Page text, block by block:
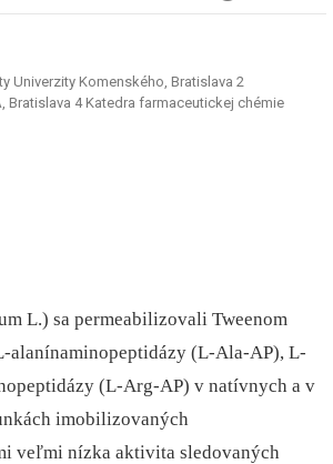
Univerzity Komenského, Bratislava 2
Bratislava 4 Katedra farmaceutickej chémie
L.) sa permeabilizovali Tweenom
alanínaminopeptidázy (L-Ala-AP), L-
(L-Arg-AP) v natívnych a v
imobilizovaných
veľmi nízka aktivita sledovaných